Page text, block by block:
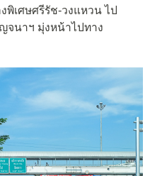
พิเศษศรีรัช-วงแหวน ไป
จนาฯ มุ่งหน้าไปทาง